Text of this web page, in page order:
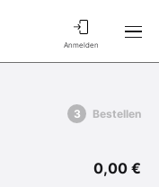
Anmelden
Bestellen
0,00 €